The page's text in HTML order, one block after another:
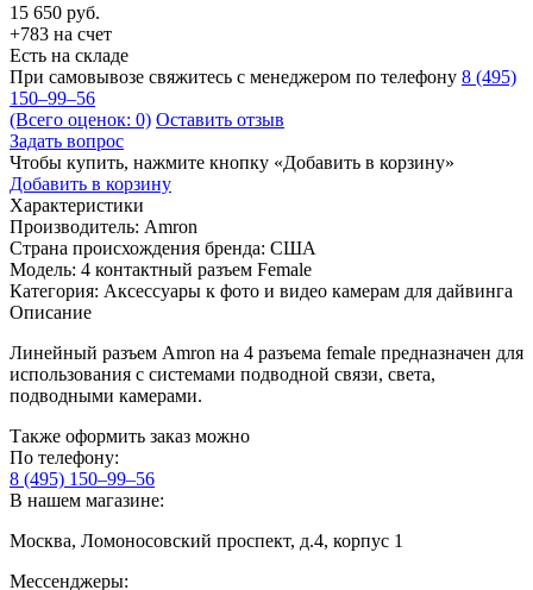
15 650 руб.
+783 на счет
Есть на складе
При самовывозе свяжитесь с менеджером по телефону 8 (495)
150–99–56
(Всего оценок: 0) Оставить отзыв
Задать вопрос
Чтобы купить, нажмите кнопку «Добавить в корзину»
Добавить в корзину
Характеристики
Производитель: Amron
Страна происхождения бренда: США
Модель: 4 контактный разъем Female
Категория: Аксессуары к фото и видео камерам для дайвинга
Описание
Линейный разъем Amron на 4 разъема female предназначен для
использования с системами подводной связи, света,
подводными камерами.
Также оформить заказ можно
По телефону:
8 (495) 150–99–56
В нашем магазине:
Москва, Ломоносовский проспект, д.4, корпус 1
Мессенджеры: